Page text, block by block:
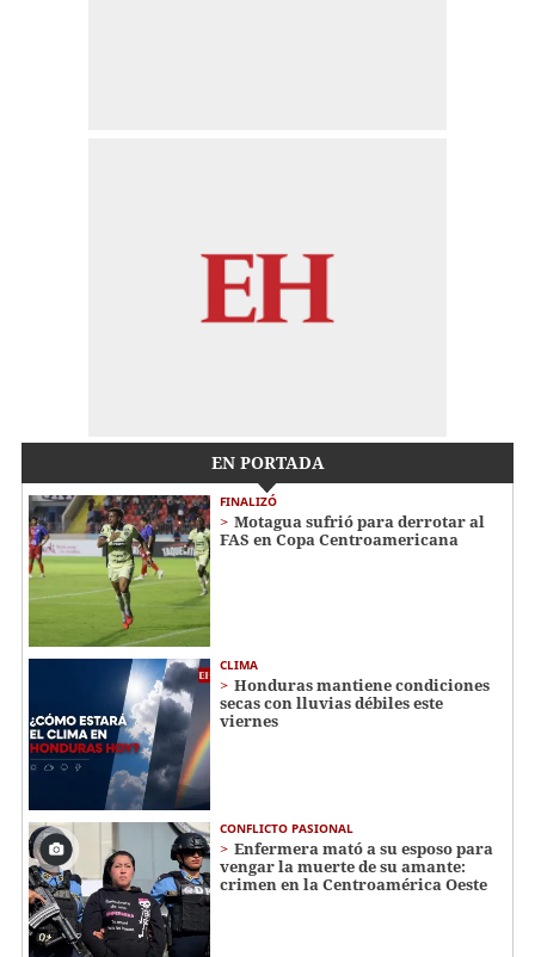
EN PORTADA
FINALIZÓ
Motagua sufrió para derrotar al
FAS en Copa Centroamericana
CLIMA
Honduras mantiene condiciones
secas con lluvias débiles este
viernes
CONFLICTO PASIONAL
Enfermera mató a su esposo para
vengar la muerte de su amante:
crimen en la Centroamérica Oeste